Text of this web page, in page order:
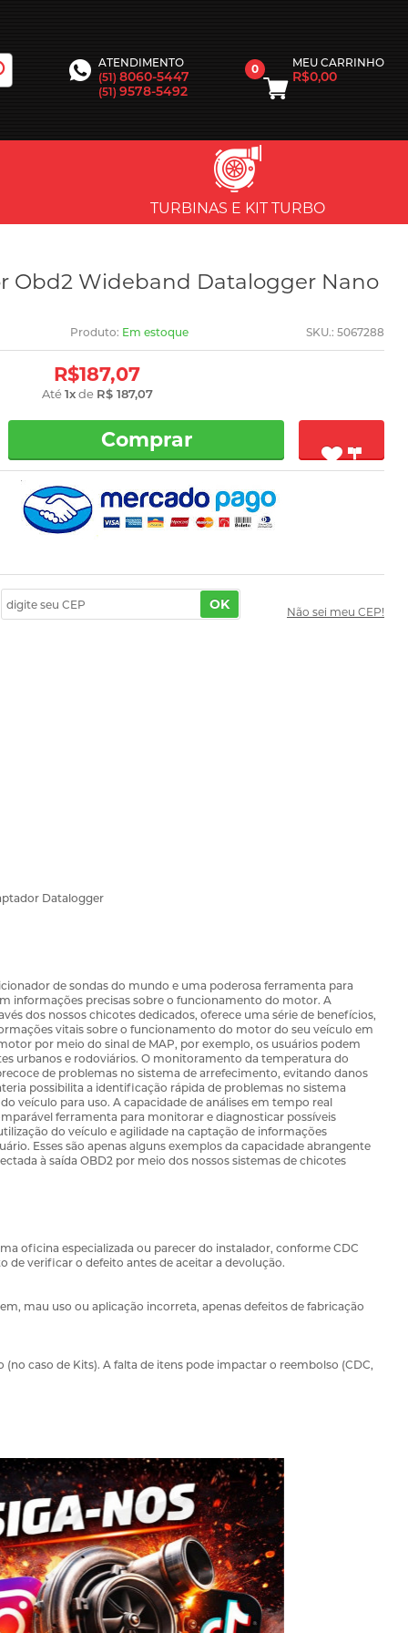
ATENDIMENTO
(51) 8060-5447
(51) 9578-5492
0 MEU CARRINHO
R$0,00
TURBINAS E KIT TURBO
Obd2 Wideband Datalogger Nano
Produto: Em estoque SKU.: 5067288
R$187,07
Até1xde R$ 187,07
Comprar
OK Não sei meu CEP!
Datalogger
de sondas do mundo e uma poderosa ferramenta para
informações precisas sobre o funcionamento do motor. A
dos nossos chicotes dedicados, oferece uma série de benefícios,
vitais sobre o funcionamento do motor do seu veículo em
por meio do sinal de MAP, por exemplo, os usuários podem
urbanos e rodoviários. O monitoramento da temperatura do
de problemas no sistema de arrefecimento, evitando danos
possibilita a identificação rápida de problemas no sistema
veículo para uso. A capacidade de análises em tempo real
ferramenta para monitorar e diagnosticar possíveis
do veículo e agilidade na captação de informações
Esses são apenas alguns exemplos da capacidade abrangente
à saída OBD2 por meio dos nossos sistemas de chicotes
oficina especializada ou parecer do instalador, conforme CDC
de verificar o defeito antes de aceitar a devolução.
mau uso ou aplicação incorreta, apenas defeitos de fabricação
caso de Kits). A falta de itens pode impactar o reembolso (CDC,